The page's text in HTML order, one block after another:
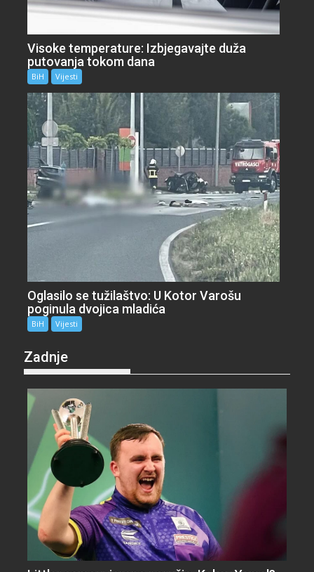
Visoke temperature: Izbjegavajte duža
putovanja tokom dana
BiH Vijesti
Oglasilo se tužilaštvo: U Kotor Varošu
poginula dvojica mladića
BiH Vijesti
Zadnje